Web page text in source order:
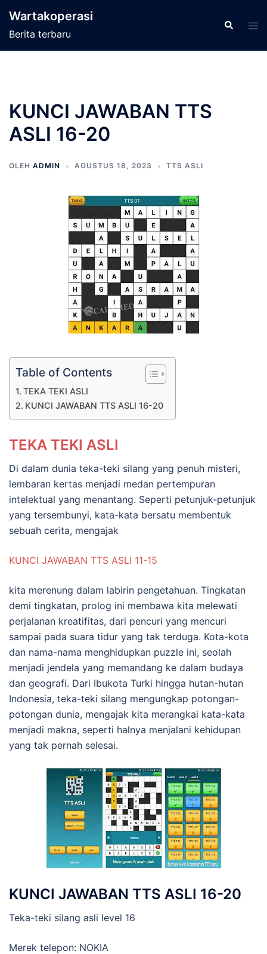
Wartakoperasi
Berita terbaru
Cari
KUNCI JAWABAN TTS
ASLI 16-20
OLEH ADMIN AGUSTUS 18, 2023 TTS ASLI
Table of Contents
TEKA TEKI ASLI
KUNCI JAWABAN TTS ASLI 16-20
TEKA TEKI ASLI
Di dalam dunia teka-teki silang yang penuh misteri,
lembaran kertas menjadi medan pertempuran
intelektual yang menantang. Seperti petunjuk-petunjuk
yang tersembunyi, kata-kata bersatu membentuk
sebuah cerita, mengajak
KUNCI JAWABAN TTS ASLI 11-15
kita merenung dalam labirin pengetahuan. Tingkatan
demi tingkatan, prolog ini membawa kita melewati
perjalanan kreatifitas, dari pencuri yang mencuri
sampai pada suara tidur yang tak terduga. Kota-kota
dan nama-nama menghidupkan puzzle ini, seolah
menjadi jendela yang memandang ke dalam budaya
dan geografi. Dari Ibukota Turki hingga hutan-hutan
Indonesia, teka-teki silang mengungkap potongan-
potongan dunia, mengajak kita merangkai kata-kata
menjadi makna, seperti halnya menjalani kehidupan
yang tak pernah selesai.
KUNCI JAWABAN TTS ASLI 16-20
Teka-teki silang asli level 16
Merek telepon: NOKIA